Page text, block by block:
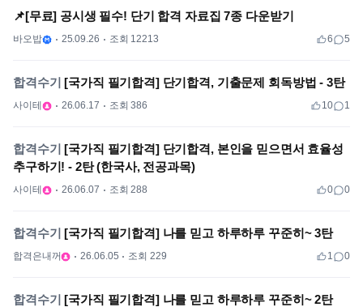
📌[무료] 공시생 필수! 단기 합격 자료집 7종 다운받기
바오밥 25.09.26 조회 12213 6 5
합격수기 [국가직 필기합격] 단기합격, 기출문제 회독방법 - 3탄
사이테 26.06.17 조회 386 10 1
합격수기 [국가직 필기합격] 단기합격, 본인을 믿으면서 효율성
추구하기! - 2탄 (한국사, 전공과목)
사이테 26.06.07 조회 288 0 0
합격수기 [국가직 필기합격] 나를 믿고 하루하루 꾸준히~ 3탄
합격은내꺼 26.06.05 조회 229 1 0
합격수기 [국가직 필기합격] 나를 믿고 하루하루 꾸준히~ 2탄